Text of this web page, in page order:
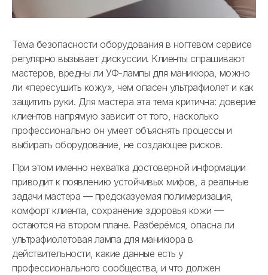
Тема безопасности оборудования в ногтевом сервисе
регулярно вызывает дискуссии. Клиенты спрашивают
мастеров, вредны ли УФ-лампы для маникюра, можно
ли «пересушить кожу», чем опасен ультрафиолет и как
защитить руки. Для мастера эта тема критична: доверие
клиентов напрямую зависит от того, насколько
профессионально он умеет объяснять процессы и
выбирать оборудование, не создающее рисков.
При этом именно нехватка достоверной информации
приводит к появлению устойчивых мифов, а реальные
задачи мастера — предсказуемая полимеризация,
комфорт клиента, сохранение здоровья кожи —
остаются на втором плане. Разберёмся, опасна ли
ультрафиолетовая лампа для маникюра в
действительности, какие данные есть у
профессионального сообщества, и что должен